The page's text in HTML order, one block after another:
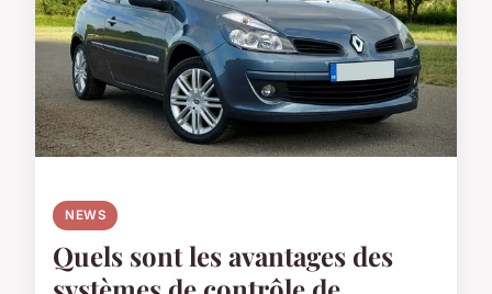
NEWS
Quels sont les avantages des